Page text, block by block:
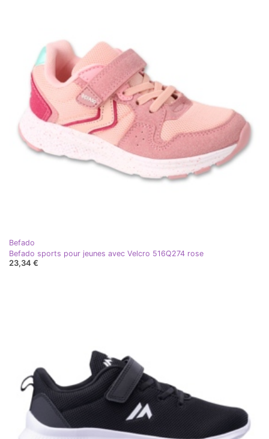
Befado
Befado sports pour jeunes avec Velcro 516Q274 rose
23,34 €